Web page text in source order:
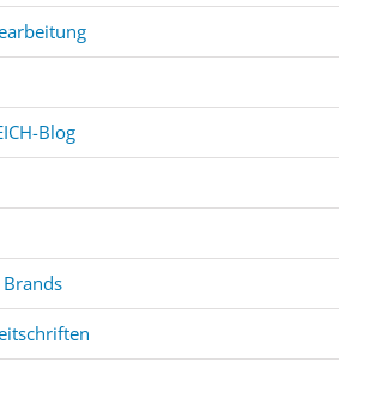
Blog